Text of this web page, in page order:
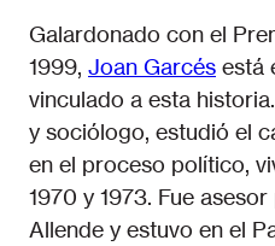
Galardonado con el
1999, Joan Garcés está
vinculado a esta
y sociólogo, estudió el
en el proceso político,
1970 y 1973. Fue
Allende y estuvo en el